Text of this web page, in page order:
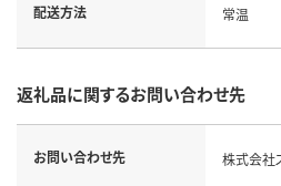
配送方法 常温
返礼品に関するお問い合わせ先
お問い合わせ先 株式会社